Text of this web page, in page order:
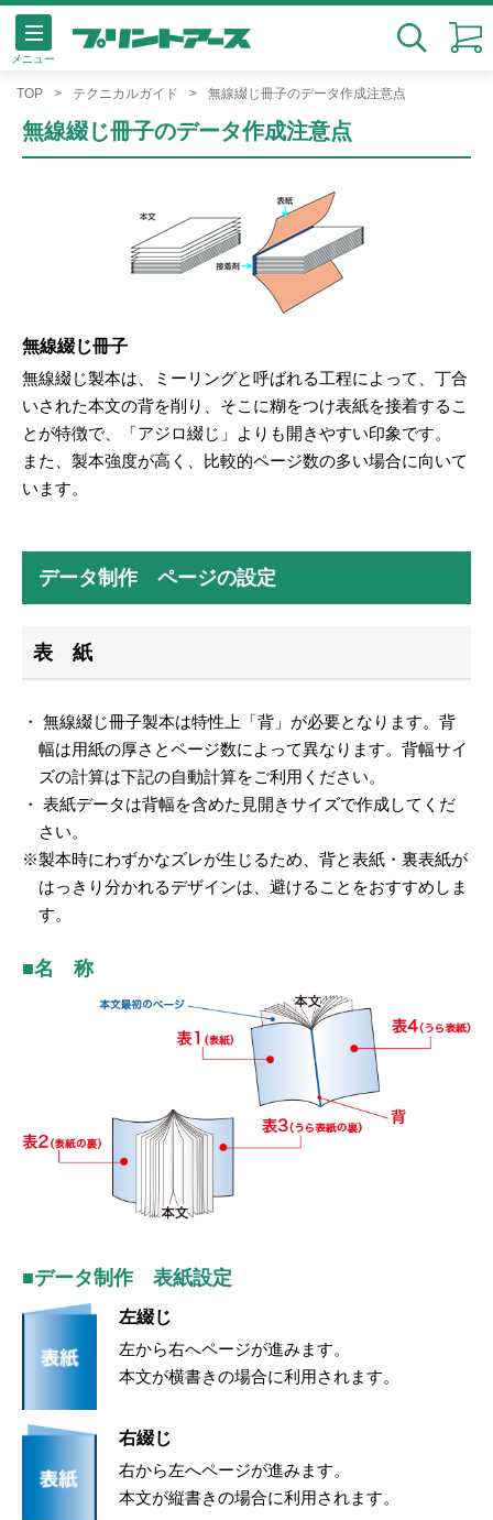
メニュー
TOP テクニカルガイド 無線綴じ冊子のデータ作成注意点
無線綴じ冊子のデータ作成注意点
無線綴じ冊子
無線綴じ製本は、ミーリングと呼ばれる工程によって、丁合
いされた本文の背を削り、そこに糊をつけ表紙を接着するこ
とが特徴で、「アジロ綴じ」よりも開きやすい印象です。
また、製本強度が高く、比較的ページ数の多い場合に向いて
います。
データ制作 ページの設定
表 紙
・ 無線綴じ冊子製本は特性上「背」が必要となります。背
幅は用紙の厚さとページ数によって異なります。背幅サイ
ズの計算は下記の自動計算をご利用ください。
・ 表紙データは背幅を含めた見開きサイズで作成してくだ
さい。
※製本時にわずかなズレが生じるため、背と表紙・裏表紙が
はっきり分かれるデザインは、避けることをおすすめしま
す。
■名 称
■データ制作 表紙設定
左綴じ
左から右へページが進みます。
本文が横書きの場合に利用されます。
右綴じ
右から左へページが進みます。
本文が縦書きの場合に利用されます。